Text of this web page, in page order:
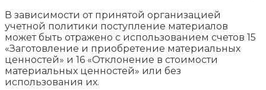
В зависимости от принятой организацией
учетной политики поступление материалов
может быть отражено с использованием счетов 15
«Заготовление и приобретение материальных
ценностей» и 16 «Отклонение в стоимости
материальных ценностей» или без
использования их.